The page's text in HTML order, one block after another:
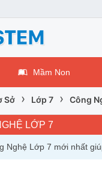
Mầm Non
Sở › Lớp 7 › Công
LỚP 7
Nghệ Lớp 7 mới nhất